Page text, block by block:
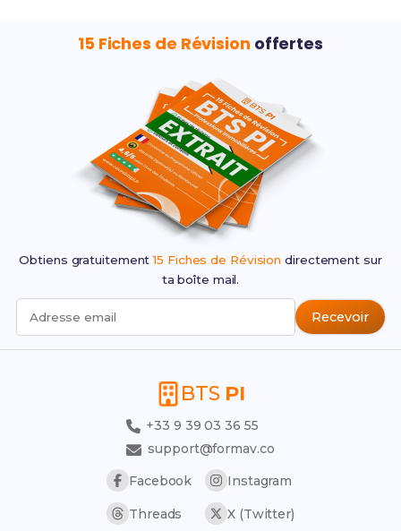
15 Fiches de Révision offertes
Obtiens gratuitement15 Fiches de Révision directement sur
ta boîte mail.
Adresse email Recevoir
BTS PI
+33 9 39 03 36 55
support@formav.co
Facebook
Instagram
Threads X (Twitter)